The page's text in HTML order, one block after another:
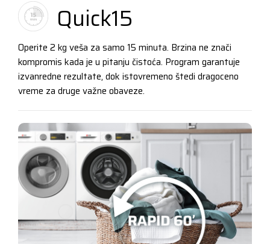
Quick15
Operite 2 kg veša za samo 15 minuta. Brzina ne znači
kompromis kada je u pitanju čistoća. Program garantuje
izvanredne rezultate, dok istovremeno štedi dragoceno
vreme za druge važne obaveze.